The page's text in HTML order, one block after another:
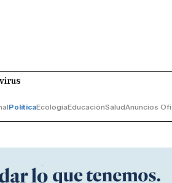
PolíticaEcologíaEducaciónSaludAnuncios